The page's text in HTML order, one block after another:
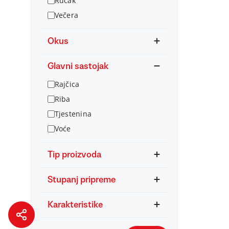
Večera
Okus
Glavni sastojak
Rajčica
Riba
Tjestenina
Voće
Tip proizvoda
Stupanj pripreme
Karakteristike